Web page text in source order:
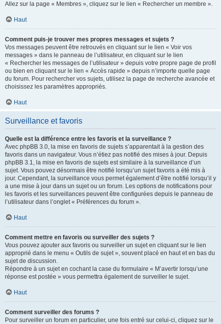
Allez sur la page « Membres », cliquez sur le lien « Rechercher un membre ».
Haut
Comment puis-je trouver mes propres messages et sujets ?
Vos messages peuvent être retrouvés en cliquant sur le lien « Voir vos
messages » dans le panneau de l’utilisateur, en cliquant sur le lien
« Rechercher les messages de l’utilisateur » depuis votre propre page de profil
ou bien en cliquant sur le lien « Accès rapide » depuis n’importe quelle page
du forum. Pour rechercher vos sujets, utilisez la page de recherche avancée et
choisissez les paramètres appropriés.
Haut
Surveillance et favoris
Quelle est la différence entre les favoris et la surveillance ?
Avec phpBB 3.0, la mise en favoris de sujets s’apparentait à la gestion des
favoris dans un navigateur. Vous n’étiez pas notifié des mises à jour. Depuis
phpBB 3.1, la mise en favoris de sujets est similaire à la surveillance d’un
sujet. Vous pouvez désormais être notifié lorsqu’un sujet favoris a été mis à
jour. Cependant, la surveillance vous permet également d’être notifié lorsqu’il y
a une mise à jour dans un sujet ou un forum. Les options de notifications pour
les favoris et les surveillances peuvent être configurées depuis le panneau de
l’utilisateur dans l’onglet « Préférences du forum ».
Haut
Comment mettre en favoris ou surveiller des sujets ?
Vous pouvez ajouter aux favoris ou surveiller un sujet en cliquant sur le lien
approprié dans le menu « Outils de sujet », souvent placé en haut et en bas du
sujet de discussion.
Répondre à un sujet en cochant la case du formulaire « M’avertir lorsqu’une
réponse est postée » vous permettra également de surveiller le sujet.
Haut
Comment surveiller des forums ?
Pour surveiller un forum en particulier, une fois entré sur celui-ci, cliquez sur le